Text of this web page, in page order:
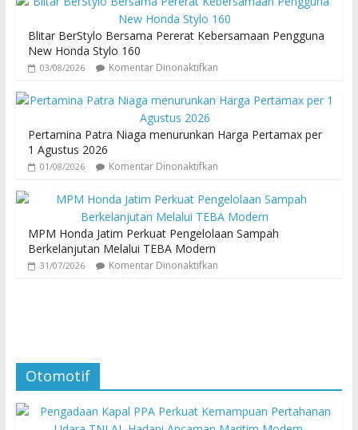
Blitar BerStylo Bersama Pererat Kebersamaan Pengguna
New Honda Stylo 160
03/08/2026 Komentar Dinonaktifkan
Pertamina Patra Niaga menurunkan Harga Pertamax per
1 Agustus 2026
01/08/2026 Komentar Dinonaktifkan
MPM Honda Jatim Perkuat Pengelolaan Sampah
Berkelanjutan Melalui TEBA Modern
31/07/2026 Komentar Dinonaktifkan
Otomotif